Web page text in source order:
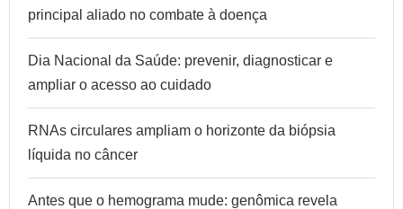
principal aliado no combate à doença
Dia Nacional da Saúde: prevenir, diagnosticar e
ampliar o acesso ao cuidado
RNAs circulares ampliam o horizonte da biópsia
líquida no câncer
Antes que o hemograma mude: genômica revela